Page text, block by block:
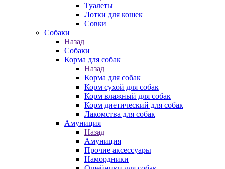
Туалеты
Лотки для кошек
Совки
Собаки
Назад
Собаки
Корма для собак
Назад
Корма для собак
Корм сухой для собак
Корм влажный для собак
Корм диетический для собак
Лакомства для собак
Амуниция
Назад
Амуниция
Прочие аксессуары
Намордники